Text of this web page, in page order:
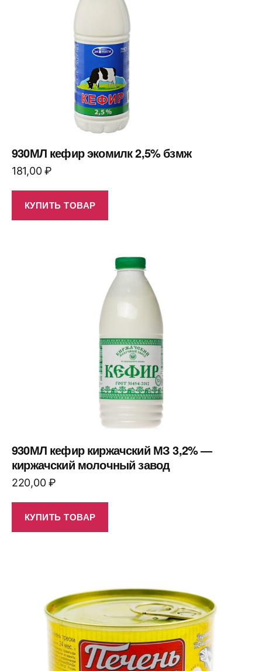
930МЛ кефир экомилк 2,5% бзмж
181,00₽
КУПИТЬ ТОВАР
930МЛ кефир киржачский МЗ 3,2% —
киржачский молочный завод
220,00₽
КУПИТЬ ТОВАР